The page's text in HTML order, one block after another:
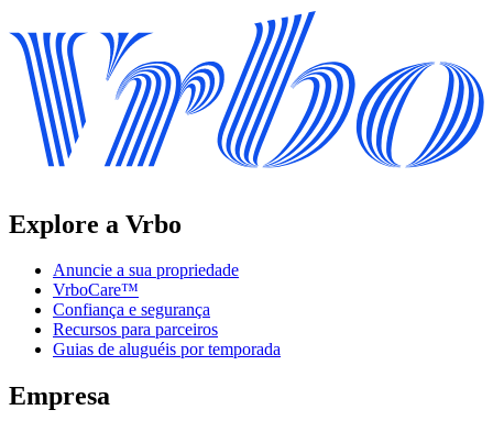
Explore a Vrbo
Anuncie a sua propriedade
VrboCare™
Confiança e segurança
Recursos para parceiros
Guias de aluguéis por temporada
Empresa